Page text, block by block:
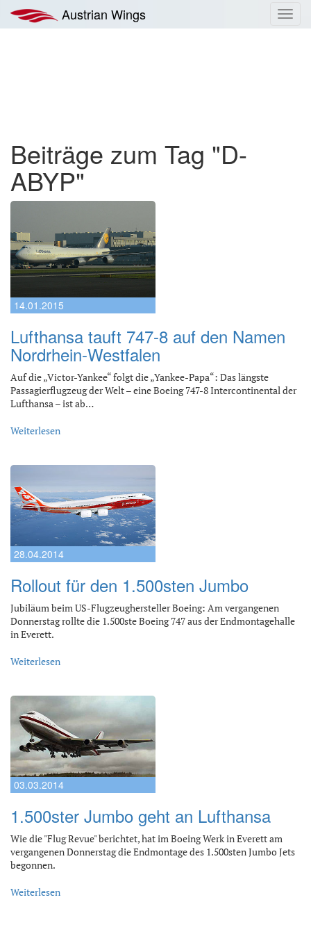
Inhalt
springen
Austrian Wings
Beiträge zum Tag "D-
ABYP"
14.01.2015
Lufthansa tauft 747-8 auf den Namen
Nordrhein-Westfalen
Auf die „Victor-Yankee“ folgt die „Yankee-Papa“: Das längste
Passagierflugzeug der Welt – eine Boeing 747-8 Intercontinental der
Lufthansa – ist ab…
Weiterlesen
28.04.2014
Rollout für den 1.500sten Jumbo
Jubiläum beim US-Flugzeughersteller Boeing: Am vergangenen
Donnerstag rollte die 1.500ste Boeing 747 aus der Endmontagehalle
in Everett.
Weiterlesen
03.03.2014
1.500ster Jumbo geht an Lufthansa
Wie die "Flug Revue" berichtet, hat im Boeing Werk in Everett am
vergangenen Donnerstag die Endmontage des 1.500sten Jumbo Jets
begonnen.
Weiterlesen